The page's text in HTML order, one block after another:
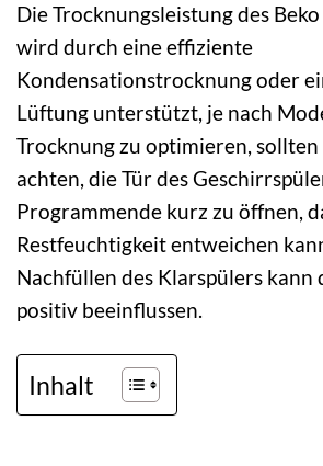
Die Trocknungsleistung des
wird durch eine effiziente
Kondensationstrocknung oder
Lüftung unterstützt, je nach
Trocknung zu optimieren, sollten
achten, die Tür des
Programmende kurz zu öffnen,
Restfeuchtigkeit entweichen
Nachfüllen des Klarspülers kann
positiv beeinflussen.
Inhalt